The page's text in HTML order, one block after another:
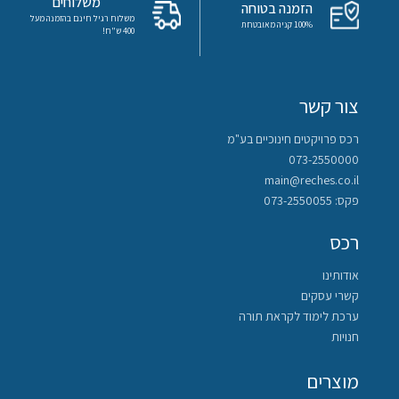
הזמנה בטוחה
100% קניה מאובטחת
משלוח רגיל חינם בהזמנה מעל
400 ש"ח!
צור קשר
רכס פרויקטים חינוכיים בע"מ
073-2550000
main@reches.co.il
פקס: 073-2550055
רכס
אודותינו
קשרי עסקים
ערכת לימוד לקראת תורה
חנויות
מוצרים